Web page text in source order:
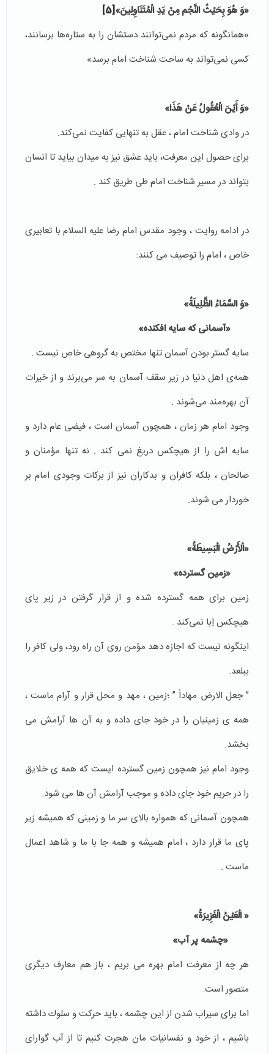
«وَ هُوَ بِحَيْثُ النَّجْم‏‏ مِنْ يَدِ الْمُتَنَاوِلِينَ»[5]
«همانگونه كه مردم نمى‌توانند دستشان را به ستاره‌ها برسانند،
كسى نمى‌تواند به ساحت شناخت امام برسد»
«وَ أَيْنَ الْعُقُولُ عَنْ هَذَا»
در وادى شناخت امام ، عقل به تنهايى كفايت نمى‌كند.
براى حصول اين معرفت، بايد عشق نيز به ميدان بيايد تا انسان
بتواند در مسير شناخت امام طى طريق كند .
در ادامه روايت ، وجود مقدس امام رضا علیه السلام با تعابیرى
خاص ، امام را توصيف مى كنند:
«وَ السَّمَاءُ الظَّلِيلَةُ»
«آسمانی که سایه افکنده»
سايه گستر بودن آسمان تنها مختص به گروهى خاص نيست .
همه‌ى اهل دنيا در زير سقف آسمان به سر مى‌برند و از خيرات
آن بهره‌مند مى‌شوند .
وجود امام هر زمان ، همچون آسمان است ، فيضى عام دارد و
سايه اش را از هيچكس دريغ نمى كند . نه تنها مؤمنان و
صالحان ، بلكه كافران و بدكاران نيز از بركات وجودى امام بر
خوردار مى شوند.
«الْأَرْضُ الْبَسِيطَةُ»
«زمين گسترده»
زمین براى همه گسترده شده و از قرار گرفتن در زير پاى
هيچكس اِبا نمى‌كند .
اينگونه نيست كه اجازه دهد مؤمن روى آن راه رود، ولى كافر را
ببلعد.
” جعل الارض مهاداً ” ؛زمین ، مهد و محل قرار و آرام ماست ،
همه ى زمينيان را در خود جاى داده و به آن ها آرامش مى
بخشد.
وجود امام نيز همچون زمين گسترده ايست كه همه ى خلايق
را در حريم خود جاى داده و موجب آرامش آن ها مى شود.
همچون آسمانى كه همواره بالاى سر ما و زمينى كه هميشه زير
پاى ما قرار دارد ، امام هميشه و همه جا با ما و شاهد اعمال
ماست .
«الْعَيْنُ الْغَزِيرَةُ»
«چشمه پر آب»
هر چه از معرفت امام بهره مى بريم ، باز هم معارف ديگرى
متصور است.
اما براى سيراب شدن از اين چشمه ، بايد حركت و سلوك داشته
باشيم ، از خود و نفسانيات مان هجرت كنيم تا از آب گواراى